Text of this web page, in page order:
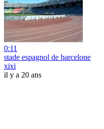
0:11
stade espagnol de barcelone
xixi
il y a 20 ans